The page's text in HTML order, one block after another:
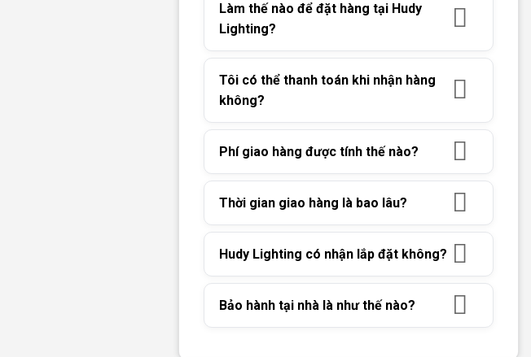
Làm thế nào để đặt hàng tại Hudy
Lighting?
Tôi có thể thanh toán khi nhận hàng
không?
Phí giao hàng được tính thế nào?
Thời gian giao hàng là bao lâu?
Hudy Lighting có nhận lắp đặt không?
Bảo hành tại nhà là như thế nào?